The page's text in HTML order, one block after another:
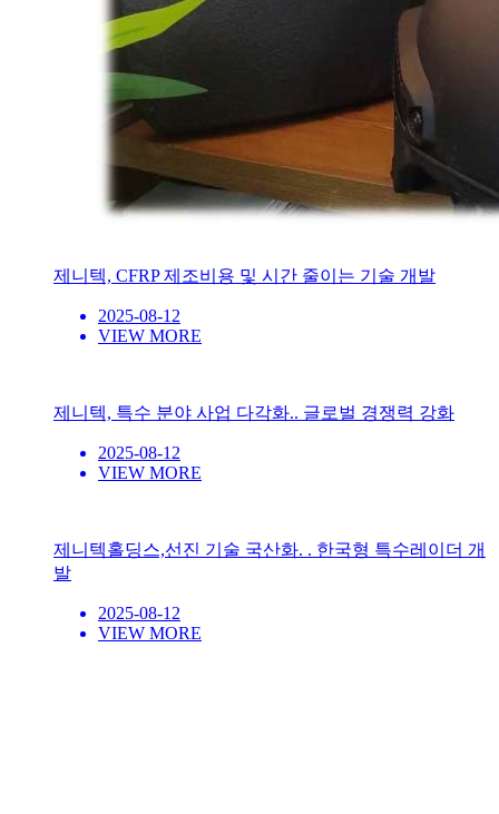
제니텍, CFRP 제조비용 및 시간 줄이는 기술 개발
2025-08-12
VIEW MORE
제니텍, 특수 분야 사업 다각화.. 글로벌 경쟁력 강화
2025-08-12
VIEW MORE
제니텍홀딩스,선진 기술 국산화. . 한국형 특수레이더 개
발
2025-08-12
VIEW MORE